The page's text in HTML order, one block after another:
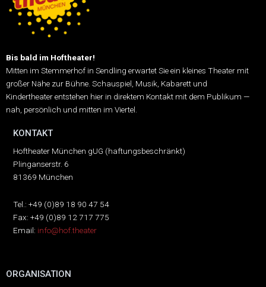
Bis bald im Hoftheater!
Mitten im Stemmerhof in Sendling erwartet Sie ein kleines Theater mit
großer Nähe zur Bühne. Schauspiel, Musik, Kabarett und
Kindertheater entstehen hier in direktem Kontakt mit dem Publikum —
nah, persönlich und mitten im Viertel.
KONTAKT
Hoftheater München gUG (haftungsbeschränkt)
Plinganserstr. 6
81369 München
Tel.: +49 (0)89 18 90 47 54
Fax: +49 (0)89 12 717 775
Email: info@hof.theater
ORGANISATION